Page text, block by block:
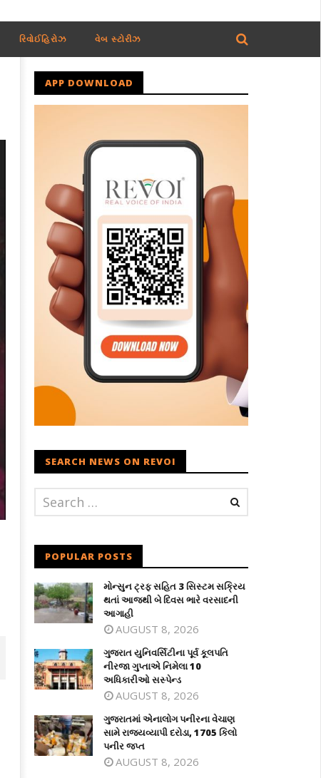
રિવોઈહિરોઝ વેબ સ્ટોરીઝ
APP DOWNLOAD
SEARCH NEWS ON REVOI
POPULAR POSTS
મોન્સુન ટ્રફ સહિત 3 સિસ્ટમ સક્રિય
થતાં આજથી બે દિવસ ભારે વરસાદની
આગાહી
AUGUST 8, 2026
ગુજરાત યુનિવર્સિટીના પૂર્વ કૂલપતિ
નીરજા ગુપ્તાએ નિમેલા 10
અધિકારીઓ સસ્પેન્ડ
AUGUST 8, 2026
ગુજરાતમાં એનાલોગ પનીરના વેચાણ
સામે રાજ્યવ્યાપી દરોડા, 1705 કિલો
પનીર જપ્ત
AUGUST 8, 2026